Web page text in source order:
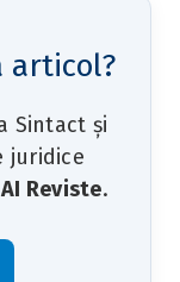
articol?
Sintact și
juridice
Reviste.